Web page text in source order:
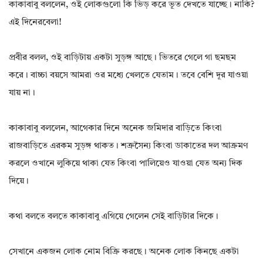
কাকাবাবু বললেন, ওই লোকগুলো কি ভিড় করে ভূত দেখতে যাচ্ছে। নাকি?
এই দিনেরবেলা!
প্ৰবীর বলল, ওই বাড়িটায় একটা সুড়ঙ্গ আছে। ভিতরে গেলে গা ছমছম
করে। বাচ্চা বয়সে আমরা ওর মধ্যে খেলতে যেতাম। তবে বেশি দূর যাওয়া
যায় না।
কাকাবাবু বললেন, আগেকার দিনে অনেক জমিদার বাড়িতে কিংবা
রাজবাড়িতে এরকম সুড়ঙ্গ থাকত। শত্রুসৈন্য কিংবা ডাকাতের দল আক্রমণ
করলে ওখানে লুকিয়ে থাকা যেত কিংবা পালিয়েও যাওয়া যেত অন্য দিক
দিয়ে।
কথা বলতে বলতে কাকাবাবু এগিয়ে গেলেন সেই বাড়িটার দিকে।
সেখানে একজন লোক নোম বিক্রি করছে। অনেক লোক কিনছে একটা